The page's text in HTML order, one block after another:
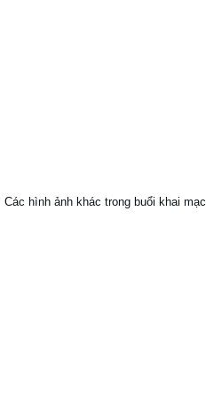
Các hình ảnh khác trong buổi khai mạc